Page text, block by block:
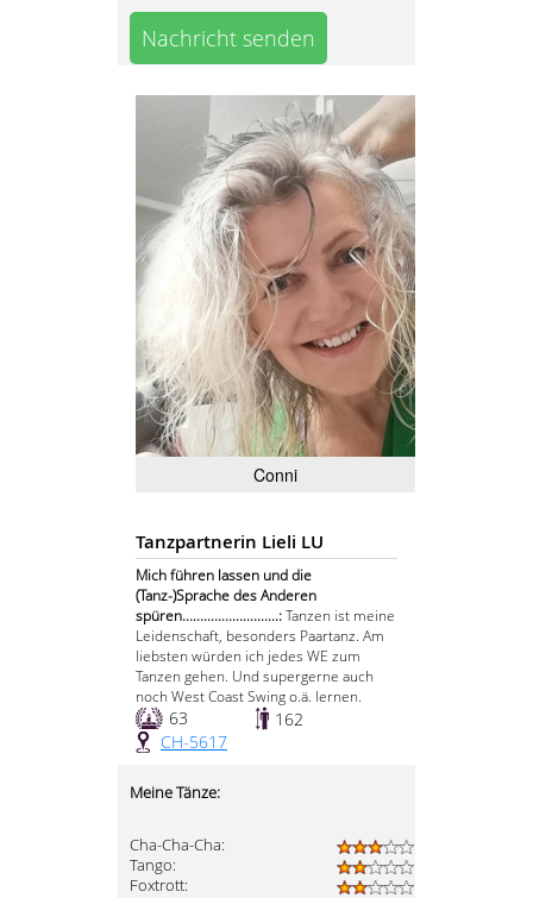
Nachricht senden
Conni
Tanzpartnerin Lieli LU
Mich führen lassen und die
(Tanz-)Sprache des Anderen
spüren...........................:Tanzen ist meine
Leidenschaft, besonders Paartanz. Am
liebsten würden ich jedes WE zum
Tanzen gehen. Und supergerne auch
noch West Coast Swing o.ä. lernen.
63
162
CH-5617
Meine Tänze:
Cha-Cha-Cha:
Tango:
Foxtrott: